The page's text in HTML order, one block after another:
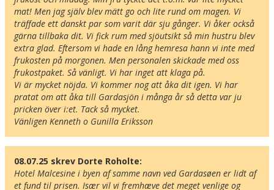
Italien
Din adress
Hitta resvägen❯
Hotellets GPS-koordinater
E 010&deg; 48.436'
N 45&deg; 45.790'
mat! Men jag själv blev mätt go och lite rund om magen. Vi
träffade ett danskt par som varit där sju gånger. Vi åker också
gärna tillbaka dit. Vi fick rum med sjöutsikt så min hustru blev
extra glad. Eftersom vi hade en lång hemresa hann vi inte med
frukosten på morgonen. Men personalen skickade med oss
frukostpaket. Så vänligt. Vi har inget att klaga på.
Vi är mycket nöjda. Vi kommer nog att åka dit igen. Vi har
pratat om att åka till Gardasjön i många år så detta var ju
pricken över i:et. Tack så mycket.
Vänligen Kenneth o Gunilla Eriksson
08.07.25 skrev Dorte Roholte:
Hotel Malcesine i byen af samme navn ved Gardasøen er lidt af
et fund til prisen. Især vil vi fremhæve det meget venlige og